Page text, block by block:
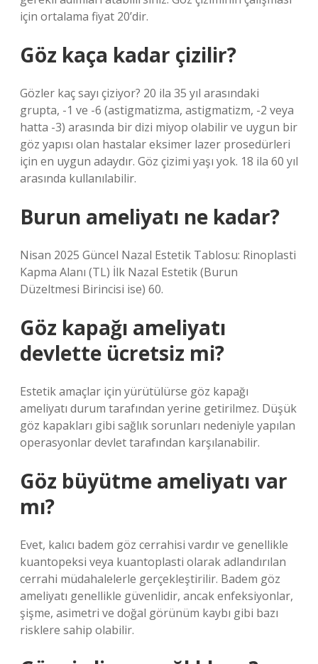
için ortalama fiyat 20’dir.
Göz kaça kadar çizilir?
Gözler kaç sayı çiziyor? 20 ila 35 yıl arasındaki
grupta, -1 ve -6 (astigmatizma, astigmatizm, -2 veya
hatta -3) arasında bir dizi miyop olabilir ve uygun bir
göz yapısı olan hastalar eksimer lazer prosedürleri
için en uygun adaydır. Göz çizimi yaşı yok. 18 ila 60 yıl
arasında kullanılabilir.
Burun ameliyatı ne kadar?
Nisan 2025 Güncel Nazal Estetik Tablosu: Rinoplasti
Kapma Alanı (TL) İlk Nazal Estetik (Burun
Düzeltmesi Birincisi ise) 60.
Göz kapağı ameliyatı
devlette ücretsiz mi?
Estetik amaçlar için yürütülürse göz kapağı
ameliyatı durum tarafından yerine getirilmez. Düşük
göz kapakları gibi sağlık sorunları nedeniyle yapılan
operasyonlar devlet tarafından karşılanabilir.
Göz büyütme ameliyatı var
mı?
Evet, kalıcı badem göz cerrahisi vardır ve genellikle
kuantopeksi veya kuantoplasti olarak adlandırılan
cerrahi müdahalelerle gerçekleştirilir. Badem göz
ameliyatı genellikle güvenlidir, ancak enfeksiyonlar,
şişme, asimetri ve doğal görünüm kaybı gibi bazı
risklere sahip olabilir.